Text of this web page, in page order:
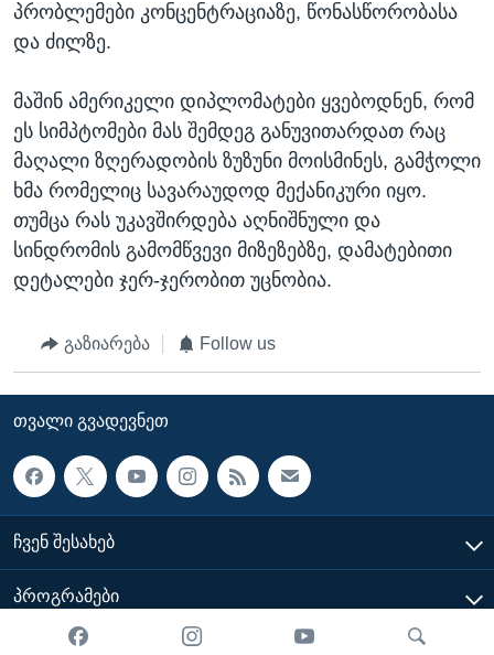
პრობლემები კონცენტრაციაზე, წონასწორობასა
და ძილზე.
მაშინ ამერიკელი დიპლომატები ყვებოდნენ, რომ
ეს სიმპტომები მას შემდეგ განუვითარდათ რაც
მაღალი ზღერადობის ზუზუნი მოისმინეს, გამჭოლი
ხმა რომელიც სავარაუდოდ მექანიკური იყო.
თუმცა რას უკავშირდება აღნიშნული და
სინდრომის გამომწვევი მიზეზებზე, დამატებითი
დეტალები ჯერ-ჯერობით უცნობია.
გაზიარება Follow us
ᲗᲕᲐᲚᲘ ᲒᲕᲐᲓᲔᲕᲜᲔᲗ
ᲩᲕᲔᲜ ᲨᲔᲡᲐᲮᲔᲑ
ᲞᲠᲝᲒᲠᲐᲛᲔᲑᲘ